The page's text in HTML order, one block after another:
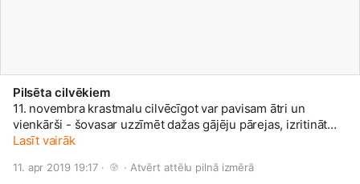
Pilsēta cilvēkiem
11. novembra krastmalu cilvēcīgot var pavisam ātri un
vienkārši - šovasar uzzīmēt dažas gājēju pārejas, izritināt
futbola laukuma zālienu un uzstādit kokus kastēs.
Lasīt vairāk
11. apr 2019 19:17 · · Atvērt attēlu pilnā izmērā